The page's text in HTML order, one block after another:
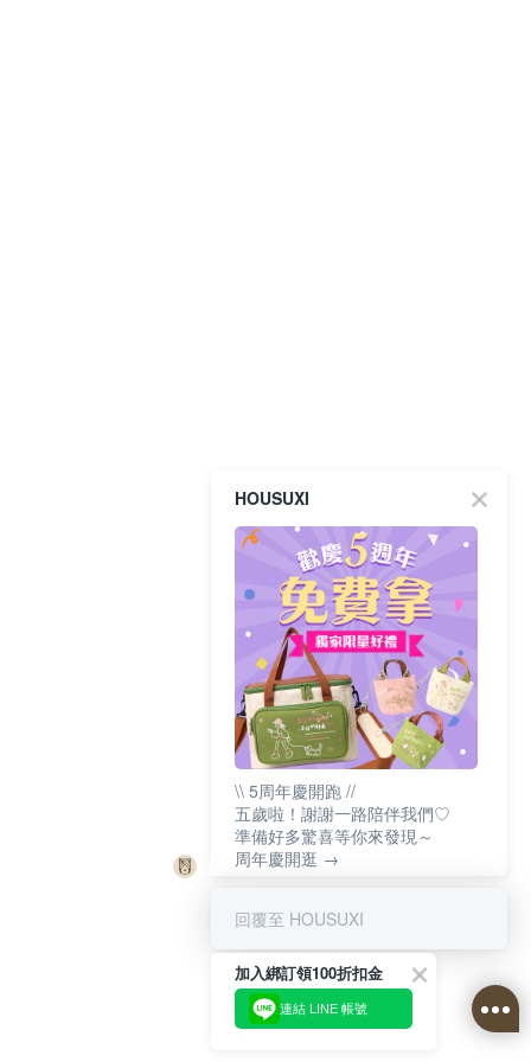
HOUSUXI
\\ 5周年慶開跑 //
五歲啦！謝謝一路陪伴我們♡
準備好多驚喜等你來發現～
周年慶開逛 →
回覆至 HOUSUXI
加入綁訂領100折扣金
連結 LINE 帳號